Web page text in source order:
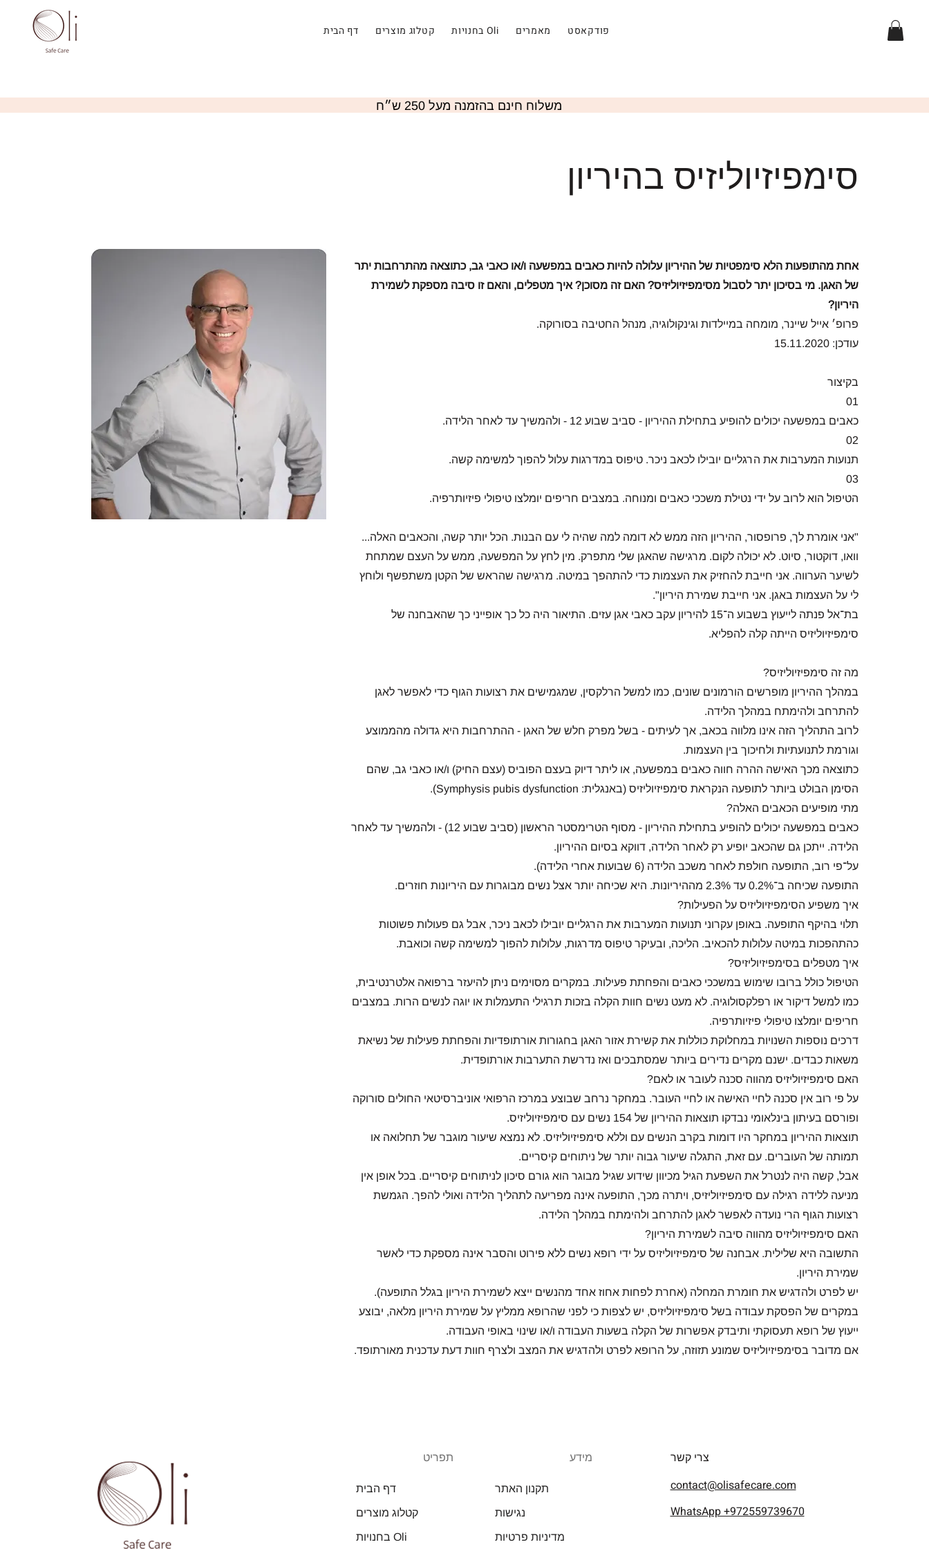
דף הבית קטלוג מוצרים בחנויות Oli מאמרים פודקאסט
משלוח חינם בהזמנה מעל 250 ש״ח
סימפיזיוליזיס בהיריון
אחת מהתופעות הלא סימפטיות של ההיריון עלולה להיות כאבים במפשעה ו/או כאבי גב, כתוצאה מהתרחבות יתר
של האגן. מי בסיכון יתר לסבול מסימפיזיוליזיס? האם זה מסוכן? איך מטפלים, והאם זו סיבה מספקת לשמירת
היריון?
פרופ׳ אייל שיינר, מומחה במיילדות וגינקולוגיה, מנהל החטיבה בסורוקה.
עודכן: 15.11.2020
בקיצור
01
כאבים במפשעה יכולים להופיע בתחילת ההיריון - סביב שבוע 12 - ולהמשיך עד לאחר הלידה.
02
תנועות המערבות את הרגליים יובילו לכאב ניכר. טיפוס במדרגות עלול להפוך למשימה קשה.
03
הטיפול הוא לרוב על ידי נטילת משככי כאבים ומנוחה. במצבים חריפים יומלצו טיפולי פיזיותרפיה.
"אני אומרת לך, פרופסור, ההיריון הזה ממש לא דומה למה שהיה לי עם הבנות. הכל יותר קשה, והכאבים האלה...
וואו, דוקטור, סיוט. לא יכולה לקום. מרגישה שהאגן שלי מתפרק. מין לחץ על המפשעה, ממש על העצם שמתחת
לשיער הערווה. אני חייבת להחזיק את העצמות כדי להתהפך במיטה. מרגישה שהראש של הקטן משתפשף ולוחץ
לי על העצמות באגן. אני חייבת שמירת היריון".
בת־אל פנתה לייעוץ בשבוע ה־15 להיריון עקב כאבי אגן עזים. התיאור היה כל כך אופייני כך שהאבחנה של
סימפיזיוליזיס הייתה קלה להפליא.
מה זה סימפיזיוליזיס?
במהלך ההיריון מופרשים הורמונים שונים, כמו למשל הרלקסין, שמגמישים את רצועות הגוף כדי לאפשר לאגן
להתרחב ולהימתח במהלך הלידה.
לרוב התהליך הזה אינו מלווה בכאב, אך לעיתים - בשל מפרק חלש של האגן - ההתרחבות היא גדולה מהממוצע
וגורמת לתנועתיות ולחיכוך בין העצמות.
כתוצאה מכך האישה ההרה חווה כאבים במפשעה, או ליתר דיוק בעצם הפוביס (עצם החיק) ו/או כאבי גב, שהם
הסימן הבולט ביותר לתופעה הנקראת סימפיזיוליזיס (באנגלית: Symphysis pubis dysfunction).
מתי מופיעים הכאבים האלה?
כאבים במפשעה יכולים להופיע בתחילת ההיריון - מסוף הטרימסטר הראשון (סביב שבוע 12) - ולהמשיך עד לאחר
הלידה. ייתכן גם שהכאב יופיע רק לאחר הלידה, דווקא בסיום ההיריון.
על־פי רוב, התופעה חולפת לאחר משכב הלידה (6 שבועות אחרי הלידה).
התופעה שכיחה ב־0.2% עד 2.3% מההיריונות. היא שכיחה יותר אצל נשים מבוגרות עם היריונות חוזרים.
איך משפיע הסימפיזיוליזיס על הפעילות?
תלוי בהיקף התופעה. באופן עקרוני תנועות המערבות את הרגליים יובילו לכאב ניכר, אבל גם פעולות פשוטות
כהתהפכות במיטה עלולות להכאיב. הליכה, ובעיקר טיפוס מדרגות, עלולות להפוך למשימה קשה וכואבת.
איך מטפלים בסימפיזיוליזיס?
הטיפול כולל ברובו שימוש במשככי כאבים והפחתת פעילות. במקרים מסוימים ניתן להיעזר ברפואה אלטרנטיבית,
כמו למשל דיקור או רפלקסולוגיה. לא מעט נשים חוות הקלה בזכות תרגילי התעמלות או יוגה לנשים הרות. במצבים
חריפים יומלצו טיפולי פיזיותרפיה.
דרכים נוספות השנויות במחלוקת כוללות את קשירת אזור האגן בחגורות אורתופדיות והפחתת פעילות של נשיאת
משאות כבדים. ישנם מקרים נדירים ביותר שמסתבכים ואז נדרשת התערבות אורתופדית.
האם סימפיזיוליזיס מהווה סכנה לעובר או לאם?
על פי רוב אין סכנה לחיי האישה או לחיי העובר. במחקר נרחב שבוצע במרכז הרפואי אוניברסיטאי החולים סורוקה
ופורסם בעיתון בינלאומי נבדקו תוצאות ההיריון של 154 נשים עם סימפיזיוליזיס.
תוצאות ההיריון במחקר היו דומות בקרב הנשים עם וללא סימפיזיוליזיס. לא נמצא שיעור מוגבר של תחלואה או
תמותה של העוברים. עם זאת, התגלה שיעור גבוה יותר של ניתוחים קיסריים.
אבל, קשה היה לנטרל את השפעת הגיל מכיוון שידוע שגיל מבוגר הוא גורם סיכון לניתוחים קיסריים. בכל אופן אין
מניעה ללידה רגילה עם סימפיזיוליזיס, ויתרה מכך, התופעה אינה מפריעה לתהליך הלידה ואולי להפך. הגמשת
רצועות הגוף הרי נועדה לאפשר לאגן להתרחב ולהימתח במהלך הלידה.
האם סימפיזיוליזיס מהווה סיבה לשמירת היריון?
התשובה היא שלילית. אבחנה של סימפיזיוליזיס על ידי רופא נשים ללא פירוט והסבר אינה מספקת כדי לאשר
שמירת היריון.
יש לפרט ולהדגיש את חומרת המחלה (אחרת לפחות אחוז אחד מהנשים ייצא לשמירת היריון בגלל התופעה).
במקרים של הפסקת עבודה בשל סימפיזיוליזיס, יש לצפות כי לפני שהרופא ממליץ על שמירת היריון מלאה, יבוצע
ייעוץ של רופא תעסוקתי ותיבדק אפשרות של הקלה בשעות העבודה ו/או שינוי באופי העבודה.
אם מדובר בסימפיזיוליזיס שמונע תזוזה, על הרופא לפרט ולהדגיש את המצב ולצרף חוות דעת עדכנית מאורתופד.
תפריט
דף הבית
קטלוג מוצרים
בחנויות Oli
מידע
תקנון האתר
נגישות
מדיניות פרטיות
צרי קשר
contact@olisafecare.com
WhatsApp +972559739670